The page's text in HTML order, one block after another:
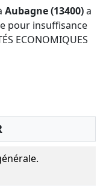
Aubagne (13400)a
pour insuffisance
ECONOMIQUES